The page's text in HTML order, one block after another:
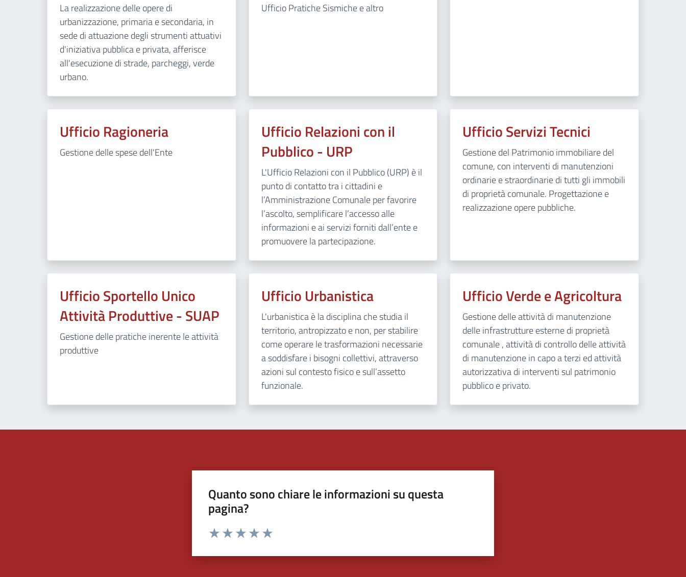
La realizzazione delle opere di
urbanizzazione, primaria e secondaria, in
sede di attuazione degli strumenti attuativi
d'iniziativa pubblica e privata, afferisce
all'esecuzione di strade, parcheggi, verde
urbano.
Ufficio Pratiche Sismiche e altro
Ufficio Ragioneria
Gestione delle spese dell'Ente
Ufficio Relazioni con il
Pubblico - URP
L'Ufficio Relazioni con il Pubblico (URP) è il
punto di contatto tra i cittadini e
l’Amministrazione Comunale per favorire
l’ascolto, semplificare l’accesso alle
informazioni e ai servizi forniti dall’ente e
promuovere la partecipazione.
Ufficio Servizi Tecnici
Gestione del Patrimonio immobiliare del
comune, con interventi di manutenzioni
ordinarie e straordinarie di tutti gli immobili
di proprietà comunale. Progettazione e
realizzazione opere pubbliche.
Ufficio Sportello Unico
Attività Produttive - SUAP
Gestione delle pratiche inerente le attività
produttive
Ufficio Urbanistica
L'urbanistica è la disciplina che studia il
territorio, antropizzato e non, per stabilire
come operare le trasformazioni necessarie
a soddisfare i bisogni collettivi, attraverso
azioni sul contesto fisico e sull’assetto
funzionale.
Ufficio Verde e Agricoltura
Gestione delle attività di manutenzione
delle infrastrutture esterne di proprietà
comunale , attività di controllo delle attività
di manutenzione in capo a terzi ed attività
autorizzativa di interventi sul patrimonio
pubblico e privato.
Quanto sono chiare le informazioni su questa
pagina?